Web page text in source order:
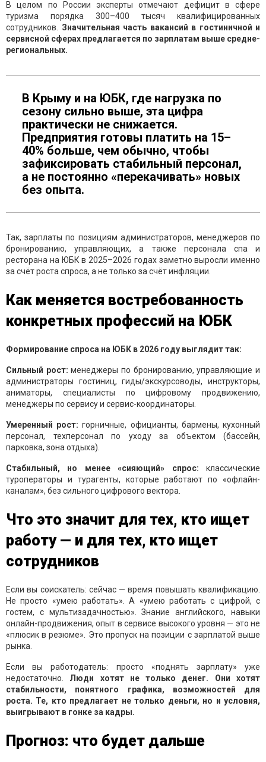
В целом по России эксперты отмечают дефицит в сфере
туризма порядка 300–400 тысяч квалифицированных
сотрудников. Значительная часть вакансий в гостиничной и
сервисной сферах предлагается по зарплатам выше средне-
региональных.
В Крыму и на ЮБК, где нагрузка по
сезону сильно выше, эта цифра
практически не снижается.
Предприятия готовы платить на 15–
40% больше, чем обычно, чтобы
зафиксировать стабильный персонал,
а не постоянно «перекачивать» новых
без опыта.
Так, зарплаты по позициям администраторов, менеджеров по
бронированию, управляющих, а также персонала спа и
ресторана на ЮБК в 2025–2026 годах заметно выросли именно
за счёт роста спроса, а не только за счёт инфляции.
Как меняется востребованность
конкретных профессий на ЮБК
Формирование спроса на ЮБК в 2026 году выглядит так:
Сильный рост: менеджеры по бронированию, управляющие и
администраторы гостиниц, гиды/экскурсоводы, инструкторы,
аниматоры, специалисты по цифровому продвижению,
менеджеры по сервису и сервис-координаторы.
Умеренный рост: горничные, официанты, бармены, кухонный
персонал, техперсонал по уходу за объектом (бассейн,
парковка, зона отдыха).
Стабильный, но менее «сияющий» спрос: классические
туроператоры и турагенты, которые работают по «офлайн-
каналам», без сильного цифрового вектора.
Что это значит для тех, кто ищет
работу — и для тех, кто ищет
сотрудников
Если вы соискатель: сейчас — время повышать квалификацию.
Не просто «умею работать». А «умею работать с цифрой, с
гостем, с мультизадачностью». Знание английского, навыки
онлайн-продвижения, опыт в сервисе высокого уровня — это не
«плюсик в резюме». Это пропуск на позиции с зарплатой выше
рынка.
Если вы работодатель: просто «поднять зарплату» уже
недостаточно. Люди хотят не только денег. Они хотят
стабильности, понятного графика, возможностей для
роста. Те, кто предлагает не только деньги, но и условия,
выигрывают в гонке за кадры.
Прогноз: что будет дальше